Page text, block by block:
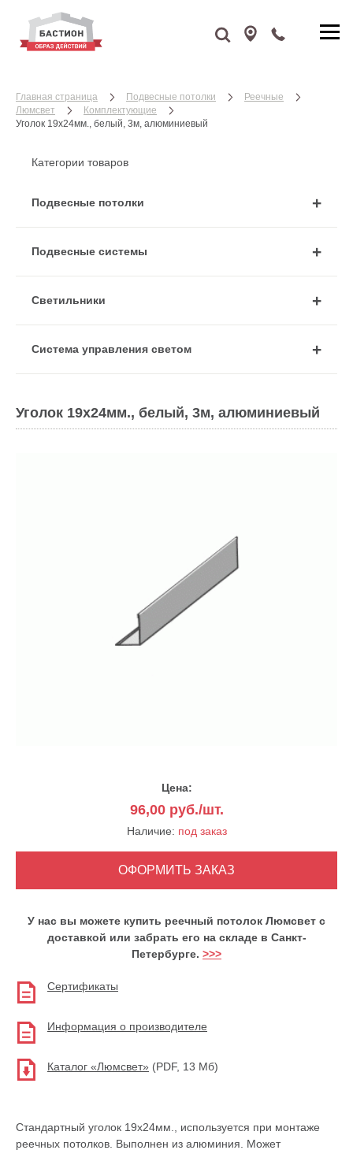
Главная страница Подвесные потолки
Реечные
Люмсвет
Комплектующие
Уголок 19х24мм., белый, 3м, алюминиевый
Категории товаров
Подвесные потолки
Подвесные системы
Cветильники
Система управления светом
Уголок 19х24мм., белый, 3м, алюминиевый
Цена:
96,00руб./шт.
Наличие: под заказ
У нас вы можете купить реечный потолок Люмсвет с
доставкой или забрать его на складе в Санкт-
Петербурге. >>>
Сертификаты
Информация о производителе
Каталог «Люмсвет» (PDF, 13 Мб)
Стандартный уголок 19х24мм., используется при монтаже
реечных потолков. Выполнен из алюминия. Может